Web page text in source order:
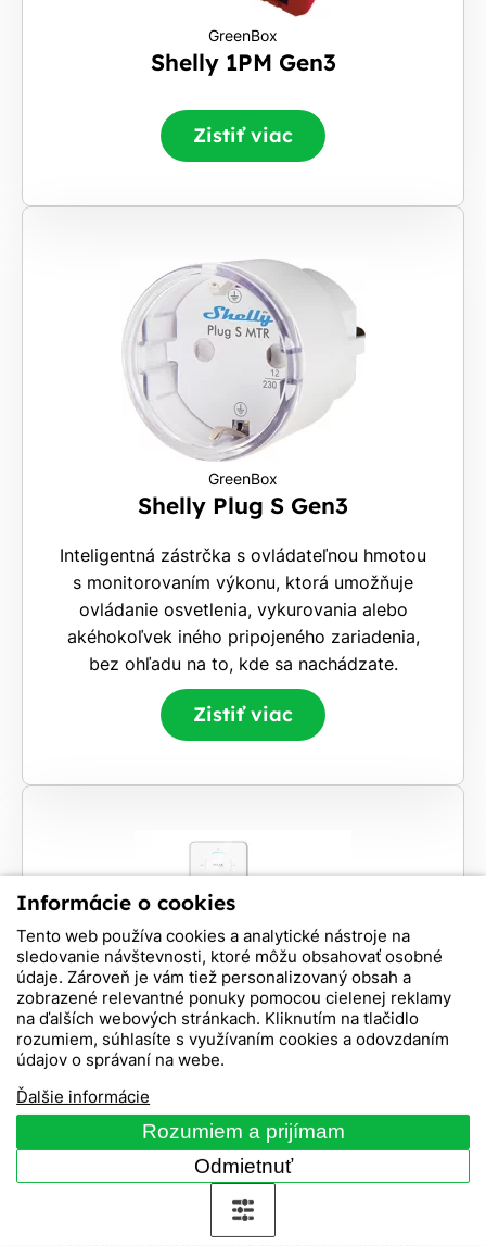
GreenBox
Shelly 1PM Gen3
Zistiť viac
GreenBox
Shelly Plug S Gen3
Inteligentná zástrčka s ovládateľnou hmotou
s monitorovaním výkonu, ktorá umožňuje
ovládanie osvetlenia, vykurovania alebo
akéhokoľvek iného pripojeného zariadenia,
bez ohľadu na to, kde sa nachádzate.
Zistiť viac
Wallboxy
Solax X3-EVC-11kW WallBox
Solax X3-EVC-11kW je chytrá trojfázová
nabíjacia stanica pre elektromobily, ktorá
umožňuje využívať čistú energiu zo svojej
fotovoltaickej elektrárne a znížiť náklady na
Informácie o cookies
Tento web používa cookies a analytické nástroje na
sledovanie návštevnosti, ktoré môžu obsahovať osobné
údaje. Zároveň je vám tiež personalizovaný obsah a
zobrazené relevantné ponuky pomocou cielenej reklamy
na ďalších webových stránkach. Kliknutím na tlačidlo
rozumiem, súhlasíte s využívaním cookies a odovzdaním
údajov o správaní na webe.
Ďalšie informácie
Rozumiem a prijímam
Odmietnuť